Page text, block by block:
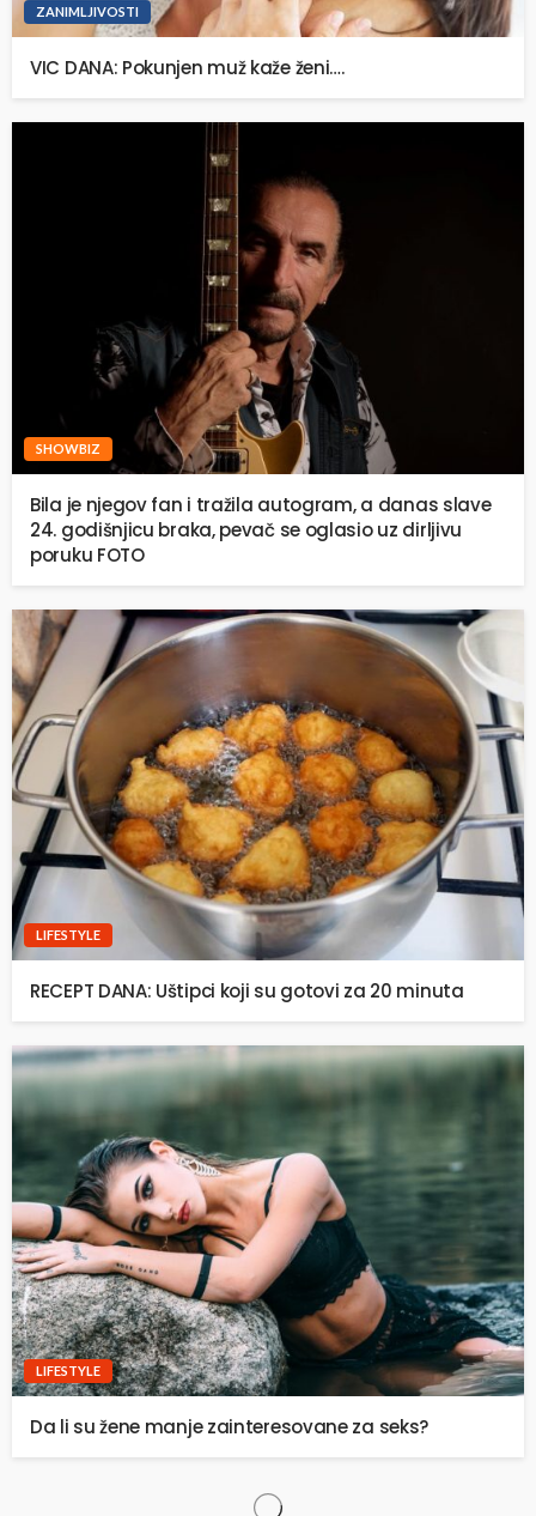
ZANIMLJIVOSTI
VIC DANA: Pokunjen muž kaže ženi….
SHOWBIZ
Bila je njegov fan i tražila autogram, a danas slave
24. godišnjicu braka, pevač se oglasio uz dirljivu
poruku FOTO
LIFESTYLE
RECEPT DANA: Uštipci koji su gotovi za 20 minuta
LIFESTYLE
Da li su žene manje zainteresovane za seks?